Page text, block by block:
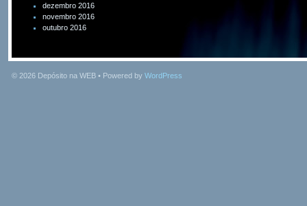
dezembro 2016
novembro 2016
outubro 2016
© 2026 Depósito na WEB • Powered by WordPress